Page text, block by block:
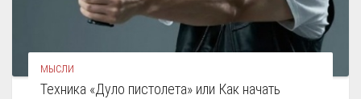
МЫСЛИ
Техника «Дуло пистолета» или Как начать